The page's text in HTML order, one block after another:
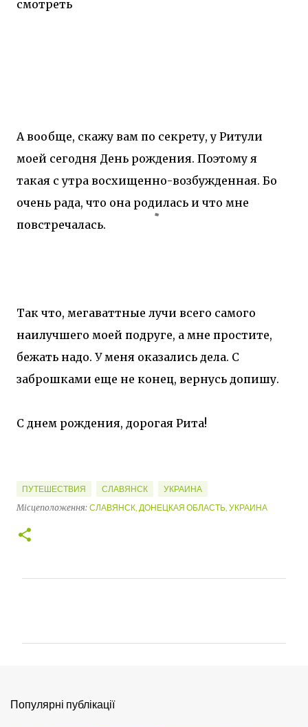
смотреть
А вообще, скажу вам по секрету, у Ритули
моей сегодня День рождения. Поэтому я
такая с утра восхищенно-возбужденная. Бо
очень рада, что она родилась и что мне
повстречалась.
Так что, мегаваттные лучи всего самого
наилучшего моей подруге, а мне простите,
бежать надо. У меня оказались дела. С
заброшками еще не конец, вернусь допишу.
С днем рождения, дорогая Рита!
ПУТЕШЕСТВИЯ СЛАВЯНСК
УКРАИНА
Місцеположення: СЛАВЯНСК, ДОНЕЦКАЯ ОБЛАСТЬ, УКРАИНА
Популярні публікації